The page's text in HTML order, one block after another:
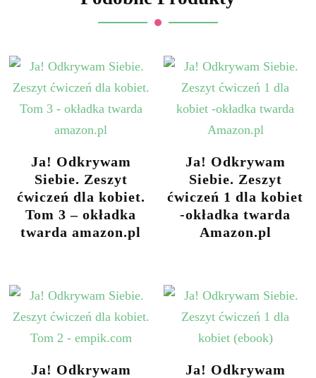
Ja! Odkrywam
Siebie. Zeszyt
ćwiczeń dla kobiet.
Tom 3 – okładka
twarda amazon.pl
Ja! Odkrywam
Siebie. Zeszyt
ćwiczeń 1 dla kobiet
-okładka twarda
Amazon.pl
Ja! Odkrywam
Ja! Odkrywam